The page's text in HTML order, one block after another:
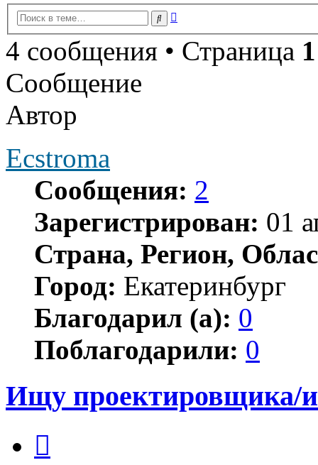
Поиск
4 сообщения • Страница 1
Сообщение
Автор
Ecstroma
Сообщения: 2
Зарегистрирован: 01
Страна, Регион,
Город: Екатеринбург
Благодарил (а): 0
Поблагодарили: 0
Ищу проектировщика/